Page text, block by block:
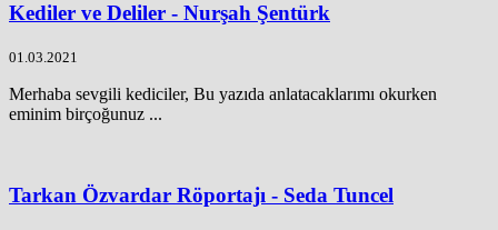
Kediler ve Deliler - Nurşah Şentürk
01.03.2021
Merhaba sevgili kediciler, Bu yazıda anlatacaklarımı okurken
eminim birçoğunuz ...
Tarkan Özvardar Röportajı - Seda Tuncel